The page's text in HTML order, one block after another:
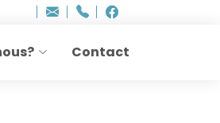
Adresse
mail
info..hâthe..
Tel.
Tel.
Contact